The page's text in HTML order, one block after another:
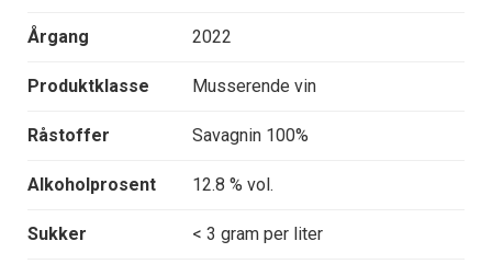
Årgang 2022
Produktklasse Musserende vin
Råstoffer Savagnin 100%
Alkoholprosent 12.8 % vol.
Sukker < 3 gram per liter